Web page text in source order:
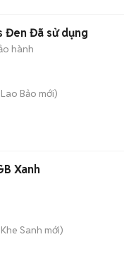
Đen Đã sử dụng
hành
Bảo mới)
Xanh
Sanh mới)